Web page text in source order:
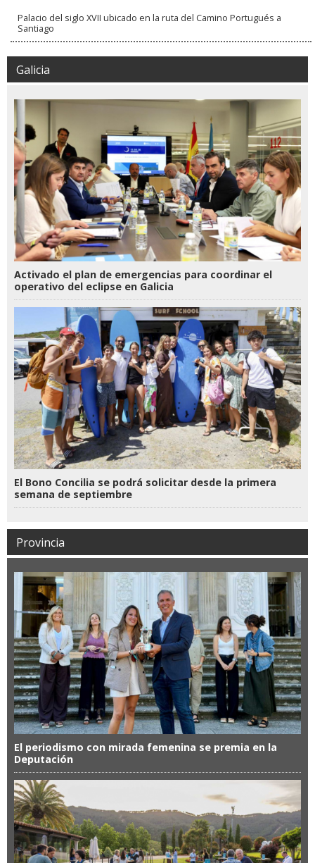
Palacio del siglo XVII ubicado en la ruta del Camino Portugués a
Santiago
Galicia
Activado el plan de emergencias para coordinar el
operativo del eclipse en Galicia
El Bono Concilia se podrá solicitar desde la primera
semana de septiembre
Provincia
El periodismo con mirada femenina se premia en la
Deputación